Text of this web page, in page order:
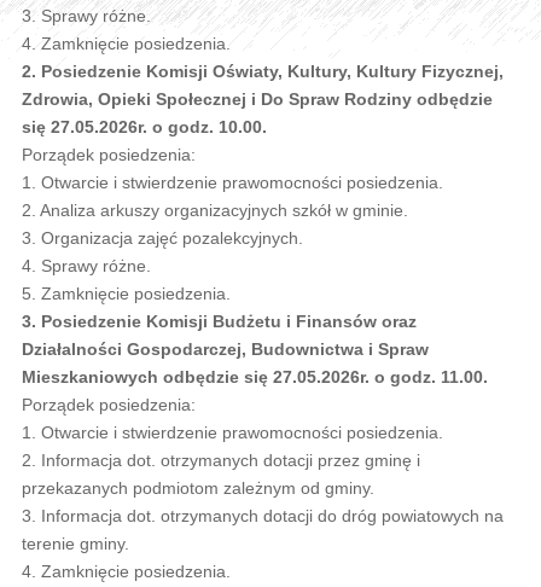
3. Sprawy różne.
4. Zamknięcie posiedzenia.
2. Posiedzenie Komisji Oświaty, Kultury, Kultury Fizycznej,
Zdrowia, Opieki Społecznej i Do Spraw Rodziny odbędzie
się 27.05.2026r. o godz. 10.00.
Porządek posiedzenia:
1. Otwarcie i stwierdzenie prawomocności posiedzenia.
2. Analiza arkuszy organizacyjnych szkół w gminie.
3. Organizacja zajęć pozalekcyjnych.
4. Sprawy różne.
5. Zamknięcie posiedzenia.
3. Posiedzenie Komisji Budżetu i Finansów oraz
Działalności Gospodarczej, Budownictwa i Spraw
Mieszkaniowych odbędzie się 27.05.2026r. o godz. 11.00.
Porządek posiedzenia:
1. Otwarcie i stwierdzenie prawomocności posiedzenia.
2. Informacja dot. otrzymanych dotacji przez gminę i
przekazanych podmiotom zależnym od gminy.
3. Informacja dot. otrzymanych dotacji do dróg powiatowych na
terenie gminy.
4. Zamknięcie posiedzenia.